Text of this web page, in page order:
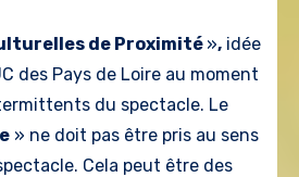
de Proximité »,idée
des Pays de Loire au moment
du spectacle. Le
» ne doit pas être pris au sens
Cela peut être des